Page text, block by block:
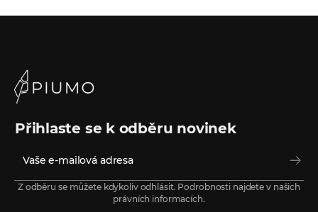
Přihlaste se k odběru novinek
Z odběru se můžete kdykoliv odhlásit. Podrobnosti najdete v našich
právních informacích.